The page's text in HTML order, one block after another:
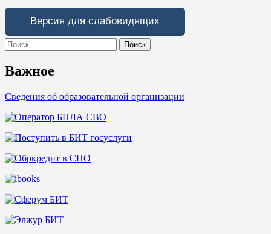
Версия для слабовидящих
Search
for:
Важное
Сведения об образовательной организации